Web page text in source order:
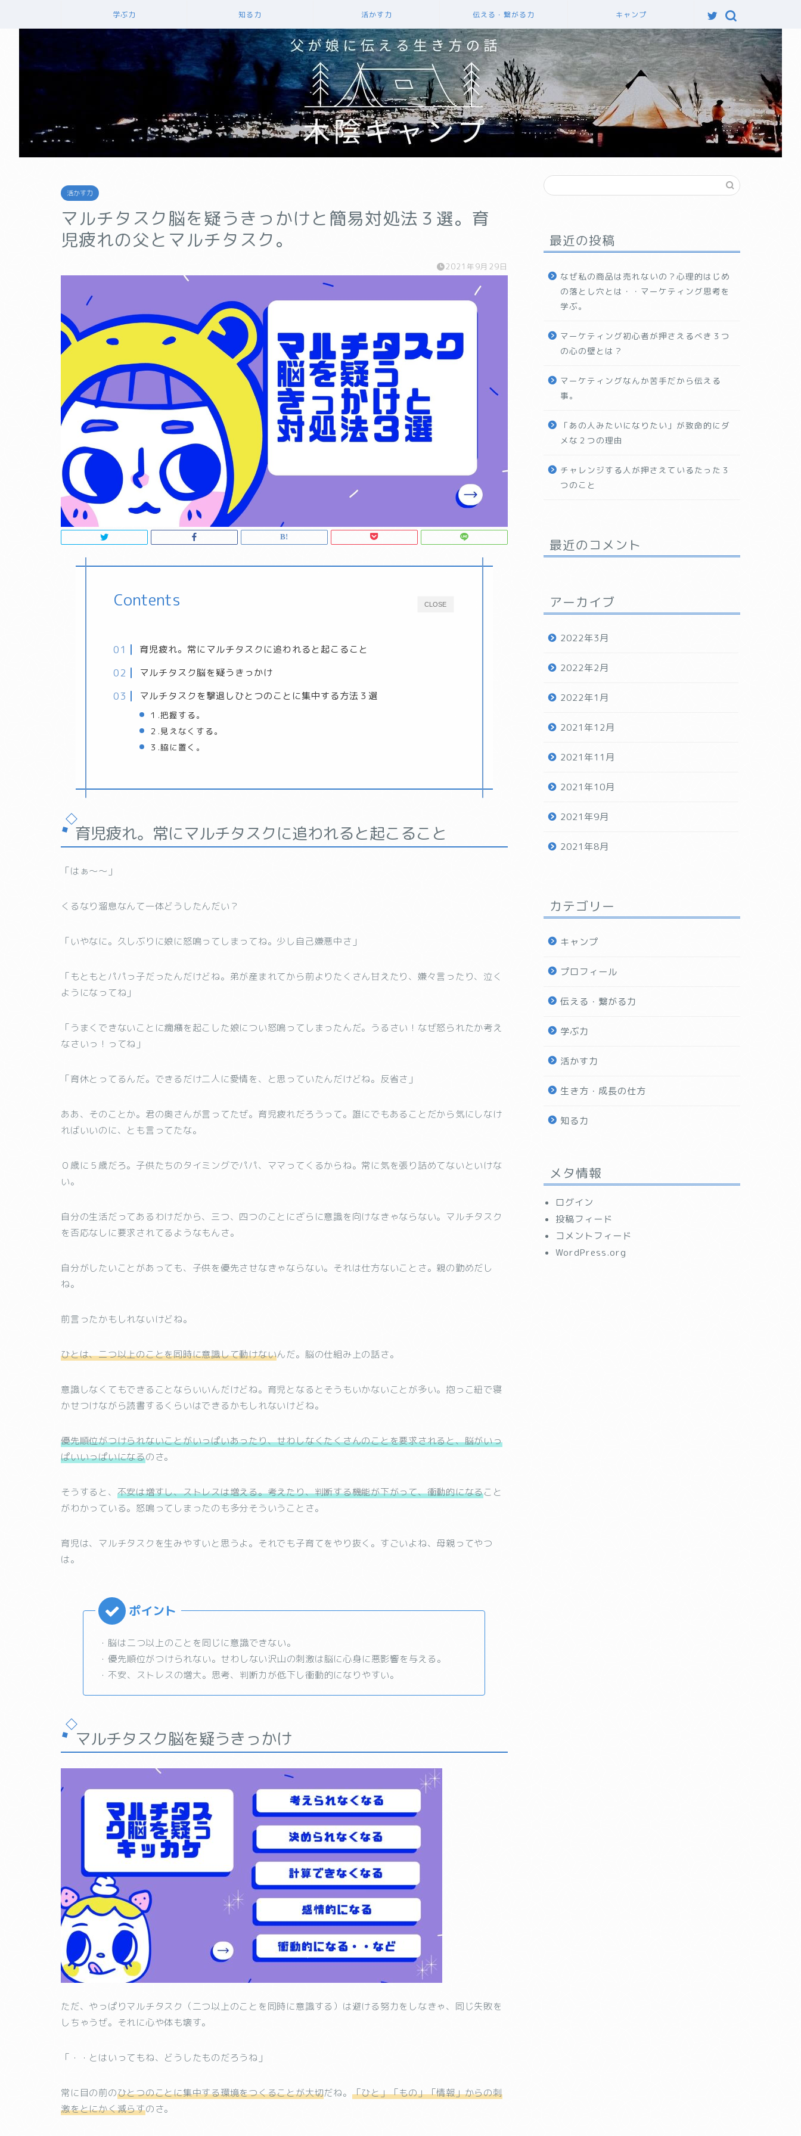
学ぶ力 知る力 活かす力 伝える・繋がる力 キャンプ
活かす力
マルチタスク脳を疑うきっかけと簡易対処法３選。育
児疲れの父とマルチタスク。
2021年9月29日
CLOSE
Contents
育児疲れ。常にマルチタスクに追われると起こること
マルチタスク脳を疑うきっかけ
マルチタスクを撃退しひとつのことに集中する方法３選
１.把握する。
２.見えなくする。
３.脇に置く。
育児疲れ。常にマルチタスクに追われると起こること
「はぁ〜〜」
くるなり溜息なんて一体どうしたんだい？
「いやなに。久しぶりに娘に怒鳴ってしまってね。少し自己嫌悪中さ」
「もともとパパっ子だったんだけどね。弟が産まれてから前よりたくさん甘えたり、嫌々言ったり、泣く
ようになってね」
「うまくできないことに癇癪を起こした娘につい怒鳴ってしまったんだ。うるさい！なぜ怒られたか考え
なさいっ！ってね」
「育休とってるんだ。できるだけ二人に愛情を、と思っていたんだけどね。反省さ」
ああ、そのことか。君の奥さんが言ってたぜ。育児疲れだろうって。誰にでもあることだから気にしなけ
ればいいのに、とも言ってたな。
０歳に５歳だろ。子供たちのタイミングでパパ、ママってくるからね。常に気を張り詰めてないといけな
い。
自分の生活だってあるわけだから、三つ、四つのことにざらに意識を向けなきゃならない。マルチタスク
を否応なしに要求されてるようなもんさ。
自分がしたいことがあっても、子供を優先させなきゃならない。それは仕方ないことさ。親の勤めだし
ね。
前言ったかもしれないけどね。
ひとは、二つ以上のことを同時に意識して動けないんだ。脳の仕組み上の話さ。
意識しなくてもできることならいいんだけどね。育児となるとそうもいかないことが多い。抱っこ紐で寝
かせつけながら読書するくらいはできるかもしれないけどね。
優先順位がつけられないことがいっぱいあったり、せわしなくたくさんのことを要求されると、脳がいっ
ぱいいっぱいになるのさ。
そうすると、 不安は増すし、ストレスは増える。考えたり、判断する機能が下がって、衝動的になること
がわかっている。怒鳴ってしまったのも多分そういうことさ。
育児は、マルチタスクを生みやすいと思うよ。それでも子育てをやり抜く。すごいよね、母親ってやつ
は。
・脳は二つ以上のことを同じに意識できない。
・優先順位がつけられない。せわしない沢山の刺激は脳に心身に悪影響を与える。
・不安、ストレスの増大。思考、判断力が低下し衝動的になりやすい。
マルチタスク脳を疑うきっかけ
ただ、やっぱりマルチタスク（二つ以上のことを同時に意識する）は避ける努力をしなきゃ、同じ失敗を
しちゃうぜ。それに心や体も壊す。
「・・とはいってもね、どうしたものだろうね」
常に目の前のひとつのことに集中する環境をつくることが大切だね。 「ひと」「もの」「情報」からの刺
激をとにかく減らすのさ。
最近の投稿
なぜ私の商品は売れないの？心理的はじめ
の落とし穴とは・・マーケティング思考を
学ぶ。
マーケティング初心者が押さえるべき３つ
の心の壁とは？
マーケティングなんか苦手だから伝える
事。
「あの人みたいになりたい」が致命的にダ
メな２つの理由
チャレンジする人が押さえているたった３
つのこと
最近のコメント
アーカイブ
2022年3月
2022年2月
2022年1月
2021年12月
2021年11月
2021年10月
2021年9月
2021年8月
カテゴリー
キャンプ
プロフィール
伝える・繋がる力
学ぶ力
活かす力
生き方・成長の仕方
知る力
メタ情報
ログイン
投稿フィード
コメントフィード
WordPress.org